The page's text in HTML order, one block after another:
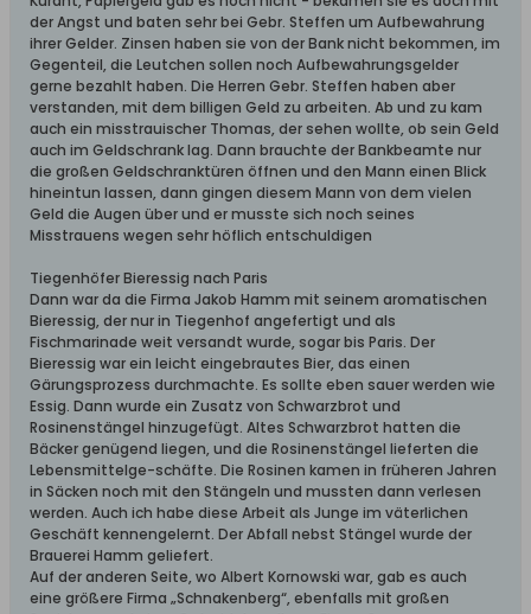
der Angst und baten sehr bei Gebr. Steffen um Aufbewahrung
ihrer Gelder. Zinsen haben sie von der Bank nicht bekommen, im
Gegenteil, die Leutchen sollen noch Aufbewahrungsgelder
gerne bezahlt haben. Die Herren Gebr. Steffen haben aber
verstanden, mit dem billigen Geld zu arbeiten. Ab und zu kam
auch ein misstrauischer Thomas, der sehen wollte, ob sein Geld
auch im Geldschrank lag. Dann brauchte der Bankbeamte nur
die großen Geldschranktüren öffnen und den Mann einen Blick
hineintun lassen, dann gingen diesem Mann von dem vielen
Geld die Augen über und er musste sich noch seines
Misstrauens wegen sehr höflich entschuldigen
Tiegenhöfer Bieressig nach Paris
Dann war da die Firma Jakob Hamm mit seinem aromatischen
Bieressig, der nur in Tiegenhof angefertigt und als
Fischmarinade weit versandt wurde, sogar bis Paris. Der
Bieressig war ein leicht eingebrautes Bier, das einen
Gärungsprozess durchmachte. Es sollte eben sauer werden wie
Essig. Dann wurde ein Zusatz von Schwarzbrot und
Rosinenstängel hinzugefügt. Altes Schwarzbrot hatten die
Bäcker genügend liegen, und die Rosinenstängel lieferten die
Lebensmittelge-schäfte. Die Rosinen kamen in früheren Jahren
in Säcken noch mit den Stängeln und mussten dann verlesen
werden. Auch ich habe diese Arbeit als Junge im väterlichen
Geschäft kennengelernt. Der Abfall nebst Stängel wurde der
Brauerei Hamm geliefert.
Auf der anderen Seite, wo Albert Kornowski war, gab es auch
eine größere Firma „Schnakenberg“, ebenfalls mit großen